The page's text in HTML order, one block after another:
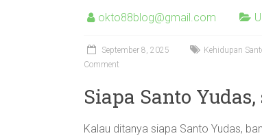
okto88blog@gmail.com
September 8, 2025 Kehidupan
Comment
Siapa Santo
Kalau ditanya siapa Santo Yudas,